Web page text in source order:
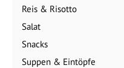
Reis & Risotto
Salat
Snacks
Suppen & Eintöpfe